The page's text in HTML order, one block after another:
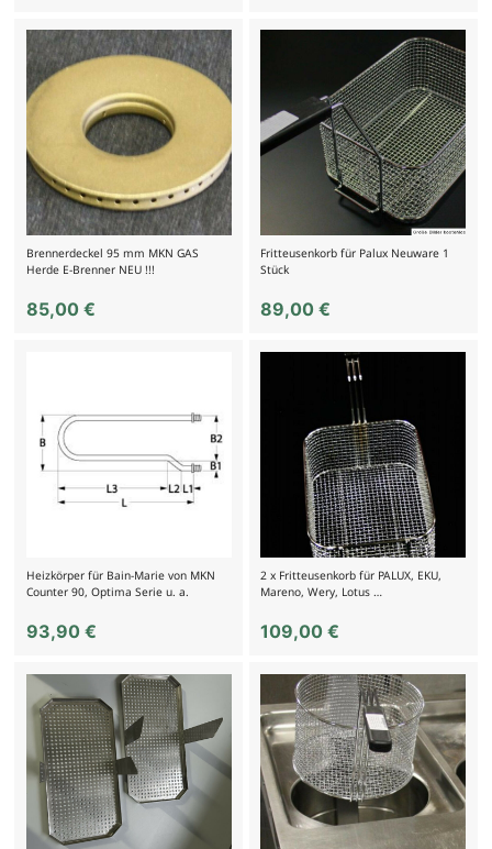
Brennerdeckel 95 mm MKN GAS
Herde E-Brenner NEU !!!
85,00 €
Fritteusenkorb für Palux Neuware 1
Stück
89,00€
Heizkörper für Bain-Marie von MKN
Counter 90, Optima Serie u. a.
93,90 €
2 x Fritteusenkorb für PALUX, EKU,
Mareno, Wery, Lotus …
109,00€